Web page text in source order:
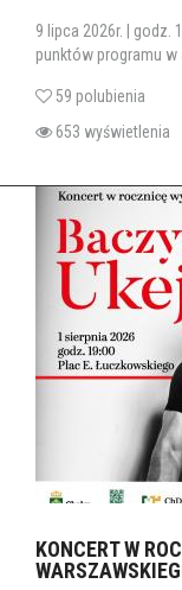
9 lipca 2026r. | godz.
punktów programu w
59 polubienia
653 wyświetlenia
KONCERT W